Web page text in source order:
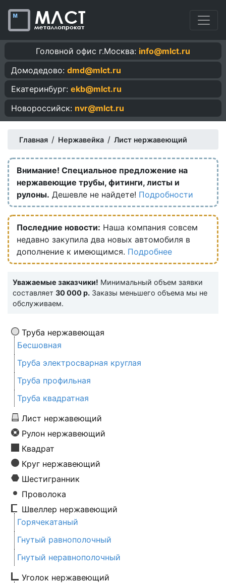
Головной офис г.Москва: info@mlct.ru
Домодедово: dmd@mlct.ru
Екатеринбург: ekb@mlct.ru
Новороссийск: nvr@mlct.ru
Главная / Нержавейка / Лист нержавеющий
Внимание! Специальное предложение на
нержавеющие трубы, фитинги, листы и
рулоны. Дешевле не найдете! Подробности
Последние новости: Наша компания совсем
недавно закупила два новых автомобиля в
дополнение к имеющимся. Подробнее
Уважаемые заказчики! Минимальный объем заявки
составляет 30 000 р. Заказы меньшего объема мы не
обслуживаем.
Труба нержавеющая
Бесшовная
Труба электросварная круглая
Труба профильная
Труба квадратная
Лист нержавеющий
Рулон нержавеющий
Квадрат
Круг нержавеющий
Шестигранник
Проволока
Швеллер нержавеющий
Горячекатаный
Гнутый равнополочный
Гнутый неравнополочный
Уголок нержавеющий